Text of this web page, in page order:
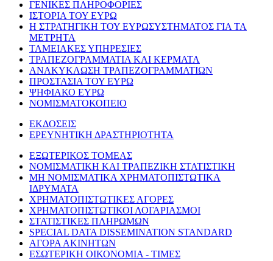
ΓΕΝΙΚΕΣ ΠΛΗΡΟΦΟΡΙΕΣ
ΙΣΤΟΡΙΑ ΤΟΥ ΕΥΡΩ
Η ΣΤΡΑΤΗΓΙΚΗ ΤΟΥ ΕΥΡΩΣΥΣΤΗΜΑΤΟΣ ΓΙΑ ΤΑ
ΜΕΤΡΗΤΑ
ΤΑΜΕΙΑΚΕΣ ΥΠΗΡΕΣΙΕΣ
ΤΡΑΠΕΖΟΓΡΑΜΜΑΤΙΑ ΚΑΙ ΚΕΡΜΑΤΑ
ΑΝΑΚΥΚΛΩΣΗ ΤΡΑΠΕΖΟΓΡΑΜΜΑΤΙΩΝ
ΠΡΟΣΤΑΣΙΑ ΤΟΥ ΕΥΡΩ
ΨΗΦΙΑΚΟ ΕΥΡΩ
ΝΟΜΙΣΜΑΤΟΚΟΠΕΙΟ
ΕΚΔΟΣΕΙΣ
ΕΡΕΥΝΗΤΙΚΗ ΔΡΑΣΤΗΡΙΟΤΗΤΑ
ΕΞΩΤΕΡΙΚΟΣ ΤΟΜΕΑΣ
ΝΟΜΙΣΜΑΤΙΚΗ ΚΑΙ ΤΡΑΠΕΖΙΚΗ ΣΤΑΤΙΣΤΙΚΗ
ΜΗ ΝΟΜΙΣΜΑΤΙΚΑ ΧΡΗΜΑΤΟΠΙΣΤΩΤΙΚΑ
ΙΔΡΥΜΑΤΑ
ΧΡΗΜΑΤΟΠΙΣΤΩΤΙΚΕΣ ΑΓΟΡΕΣ
ΧΡΗΜΑΤΟΠΙΣΤΩΤΙΚΟΙ ΛΟΓΑΡΙΑΣΜΟΙ
ΣΤΑΤΙΣΤΙΚΕΣ ΠΛΗΡΩΜΩΝ
SPECIAL DATA DISSEMINATION STANDARD
ΑΓΟΡΑ ΑΚΙΝΗΤΩΝ
ΕΣΩΤΕΡΙΚΗ ΟΙΚΟΝΟΜΙΑ - ΤΙΜΕΣ